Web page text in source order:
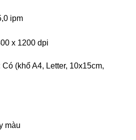
ipm
x 1200 dpi
Có (khổ A4, Letter, 10x15cm,
màu